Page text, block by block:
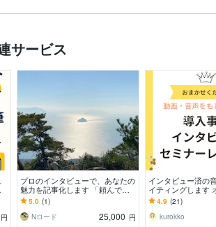
サービス
円
プロのインタビューで、あなたの
魅力を記事化します 「頼んで良
かった！」と言っていただけるよ
う誠実に対応します
5.0 (1)
Nロード
25,000 円
インタビュー済の
イティングします
ィア編集&ライター
原稿に整えます！
4.9 (21)
kurokko